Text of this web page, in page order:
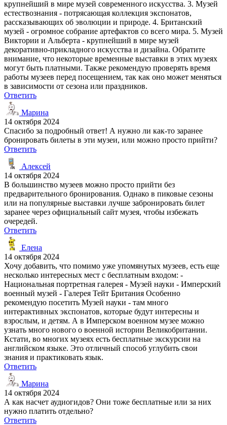
крупнейший в мире музей современного искусства. 3. Музей
естествознания - потрясающая коллекция экспонатов,
рассказывающих об эволюции и природе. 4. Британский
музей - огромное собрание артефактов со всего мира. 5. Музей
Виктории и Альберта - крупнейший в мире музей
декоративно-прикладного искусства и дизайна. Обратите
внимание, что некоторые временные выставки в этих музеях
могут быть платными. Также рекомендую проверять время
работы музеев перед посещением, так как оно может меняться
в зависимости от сезона или праздников.
Ответить
Марина
14 октября 2024
Спасибо за подробный ответ! А нужно ли как-то заранее
бронировать билеты в эти музеи, или можно просто прийти?
Ответить
Алексей
14 октября 2024
В большинство музеев можно просто прийти без
предварительного бронирования. Однако в пиковые сезоны
или на популярные выставки лучше забронировать билет
заранее через официальный сайт музея, чтобы избежать
очередей.
Ответить
Елена
14 октября 2024
Хочу добавить, что помимо уже упомянутых музеев, есть еще
несколько интересных мест с бесплатным входом: -
Национальная портретная галерея - Музей науки - Имперский
военный музей - Галерея Тейт Британия Особенно
рекомендую посетить Музей науки - там много
интерактивных экспонатов, которые будут интересны и
взрослым, и детям. А в Имперском военном музее можно
узнать много нового о военной истории Великобритании.
Кстати, во многих музеях есть бесплатные экскурсии на
английском языке. Это отличный способ углубить свои
знания и практиковать язык.
Ответить
Марина
14 октября 2024
А как насчет аудиогидов? Они тоже бесплатные или за них
нужно платить отдельно?
Ответить